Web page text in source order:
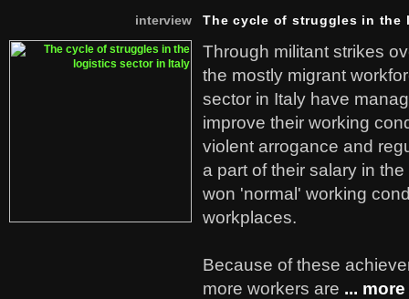
interview The cycle of struggles in
Through militant strikes
the mostly migrant
sector in Italy have
improve their working
violent arrogance and
a part of their salary in
won 'normal' working
workplaces.
Because of these
more workers are ... more